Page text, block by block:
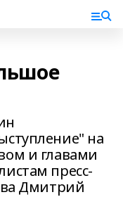
на
и главами
пресс-
Дмитрий